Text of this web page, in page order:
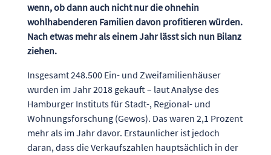
wenn, ob dann auch nicht nur die ohnehin
wohlhabenderen Familien davon profitieren würden.
Nach etwas mehr als einem Jahr lässt sich nun Bilanz
ziehen.
Insgesamt 248.500 Ein- und Zweifamilienhäuser
wurden im Jahr 2018 gekauft – laut Analyse des
Hamburger Instituts für Stadt-, Regional- und
Wohnungsforschung (Gewos). Das waren 2,1 Prozent
mehr als im Jahr davor. Erstaunlicher ist jedoch
daran, dass die Verkaufszahlen hauptsächlich in der